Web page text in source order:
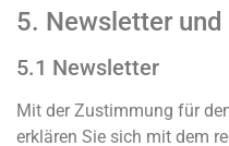
5. Newsletter
5.1 Newsletter
Mit der Zustimmung für
erklären Sie sich mit dem